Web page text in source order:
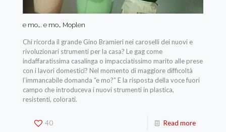
e mo…. e mo… Moplen
Chi ricorda il grande Gino Bramieri nei caroselli dei nuovi e
rivoluzionari strumenti per la casa? Le gag come
indaffaratissima casalinga o impacciatissimo marito alle prese
con i lavori domestici? Nel momento di maggiore difficoltà
l’immancabile domanda “e mo?” E la risposta della voce fuori
campo che introduceva i nuovi strumenti in plastica,
resistenti, colorati.
40 Read more